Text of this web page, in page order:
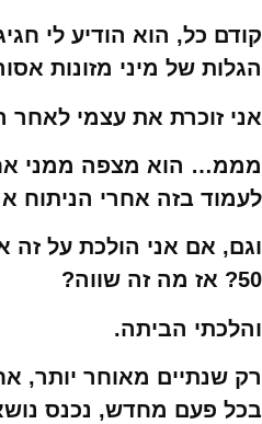
קודם כל, הוא הודיע לי
הגלות של מיני מזונות
אני זוכרת את עצמי
מממ… הוא מצפה ממני
לעמוד בזה אחרי הניתוח
50? אז מה זה שווה?
והלכתי הביתה.
רק שנתיים מאוחר יותר,
בכל פעם מחדש, נכנס